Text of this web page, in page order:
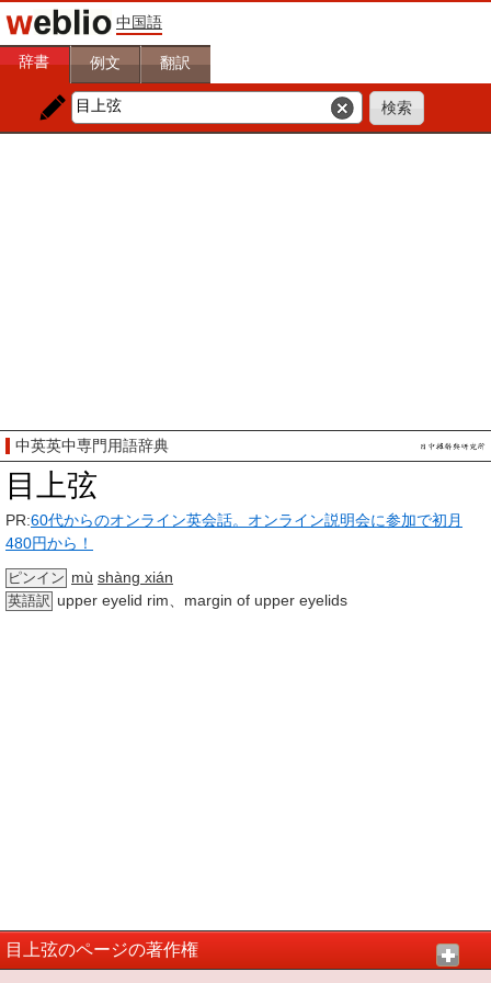
中国語
辞書 例文 翻訳
中英英中専門用語辞典
目上弦
PR:60代からのオンライン英会話。オンライン説明会に参加で初月
480円から！
ピンイン mù shàng xián
英語訳 upper eyelid rim、margin of upper eyelids
目上弦のページの著作権